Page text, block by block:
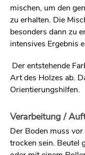
mischen, um den
zu erhalten. Die
besonders dann zu
intensives Ergebnis
Der entstehende
Art des Holzes ab.
Orientierungshilfen.
Verarbeitung /
Der Boden muss
trocken sein. Beutel